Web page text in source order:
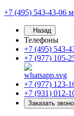
+7 (495) 543-43-06
Назад
Телефоны
+7 (495) 543-
+7 (977) 105-
+7 (977) 123-
+7 (931) 012-
Заказать